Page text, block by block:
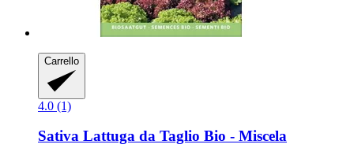
Carrello
4.0 (1)
Sativa Lattuga da Taglio Bio -​ Miscela